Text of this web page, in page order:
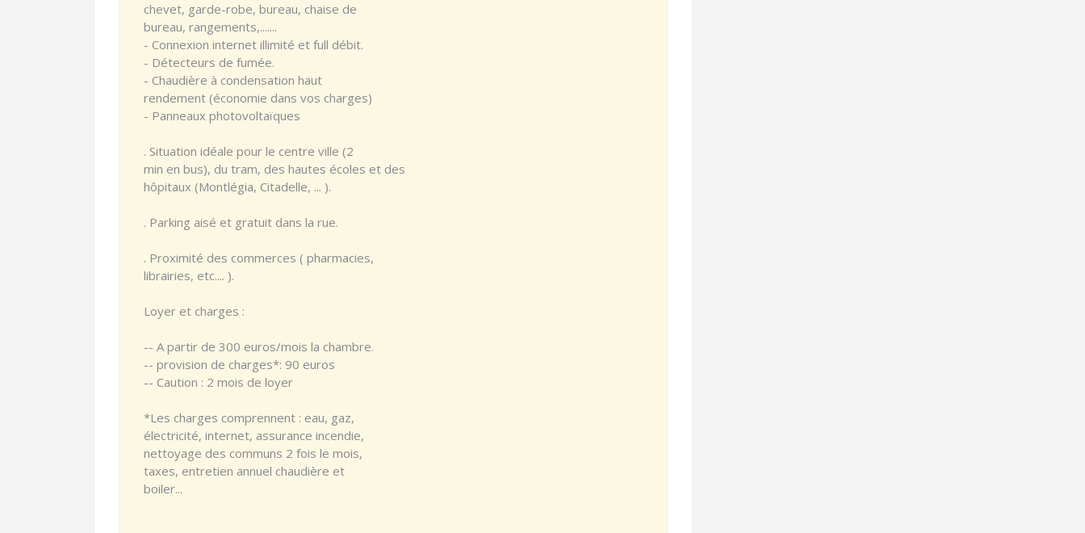
chevet, garde-robe, bureau, chaise de
bureau, rangements,.......
- Connexion internet illimité et full débit.
- Détecteurs de fumée.
- Chaudière à condensation haut
rendement (économie dans vos charges)
- Panneaux photovoltaïques
. Situation idéale pour le centre ville (2
min en bus), du tram, des hautes écoles et des
hôpitaux (Montlégia, Citadelle, ... ).
. Parking aisé et gratuit dans la rue.
. Proximité des commerces ( pharmacies,
librairies, etc.... ).
Loyer et charges :
-- A partir de 300 euros/mois la chambre.
-- provision de charges*: 90 euros
-- Caution : 2 mois de loyer
*Les charges comprennent : eau, gaz,
électricité, internet, assurance incendie,
nettoyage des communs 2 fois le mois,
taxes, entretien annuel chaudière et
boiler...